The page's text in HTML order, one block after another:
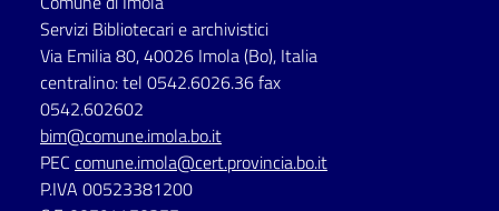
Seguici
su
Servizi Bibliotecari e archivistici
Via Emilia 80, 40026 Imola (Bo), Italia
centralino: tel 0542.6026.36 fax
0542.602602
bim@comune.imola.bo.it
PEC comune.imola@cert.provincia.bo.it
P.IVA 00523381200